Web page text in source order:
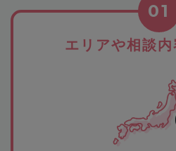
エリアや相談
01